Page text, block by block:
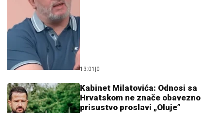
13:01 0
Kabinet Milatovića: Odnosi sa
Hrvatskom ne znače obavezno
prisustvo proslavi „Oluje”